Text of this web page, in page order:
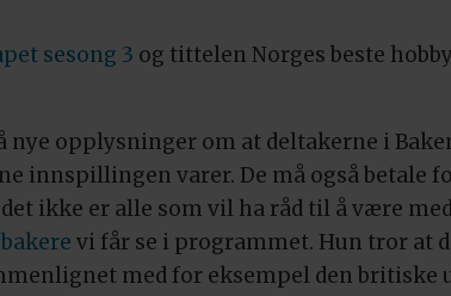
sesong 3 og tittelen Norges beste
opplysninger om at deltakerne i
innspillingen varer. De må også betale
ikke er alle som vil ha råd til å være
vi får se i programmet. Hun tror at
med for eksempel den britiske